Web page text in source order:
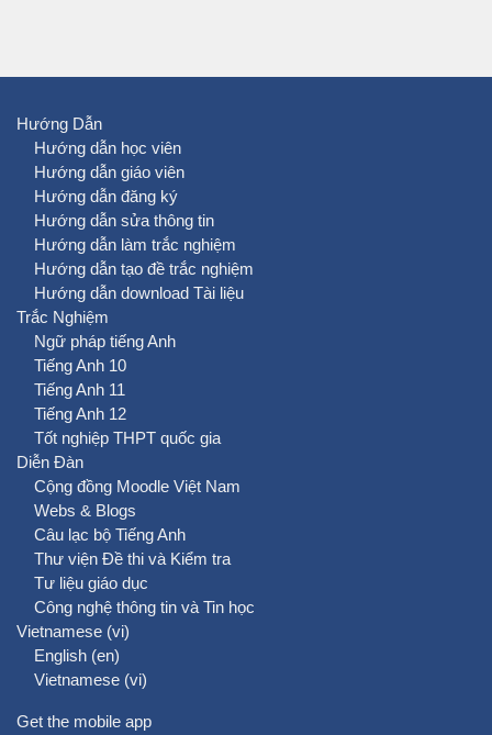
Hướng Dẫn
Hướng dẫn học viên
Hướng dẫn giáo viên
Hướng dẫn đăng ký
Hướng dẫn sửa thông tin
Hướng dẫn làm trắc nghiệm
Hướng dẫn tạo đề trắc nghiệm
Hướng dẫn download Tài liệu
Trắc Nghiệm
Ngữ pháp tiếng Anh
Tiếng Anh 10
Tiếng Anh 11
Tiếng Anh 12
Tốt nghiệp THPT quốc gia
Diễn Đàn
Cộng đồng Moodle Việt Nam
Webs & Blogs
Câu lạc bộ Tiếng Anh
Thư viện Đề thi và Kiểm tra
Tư liệu giáo dục
Công nghệ thông tin và Tin học
Vietnamese ‎(vi)‎
English ‎(en)‎
Vietnamese ‎(vi)‎
Get the mobile app